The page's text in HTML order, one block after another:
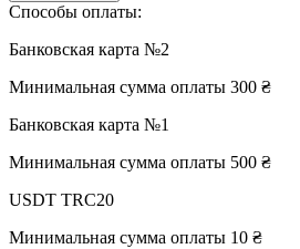
Способы оплаты:
Банковская карта №2
Минимальная сумма оплаты 300 ₴
Банковская карта №1
Минимальная сумма оплаты 500 ₴
USDT TRC20
Минимальная сумма оплаты 10 ₴